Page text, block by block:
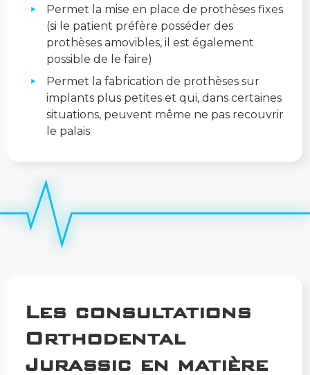
Permet la mise en place de prothèses fixes
(si le patient préfère posséder des
prothèses amovibles, il est également
possible de le faire)
Permet la fabrication de prothèses sur
implants plus petites et qui, dans certaines
situations, peuvent même ne pas recouvrir
le palais
Les consultations
Orthodental
Jurassic en matière